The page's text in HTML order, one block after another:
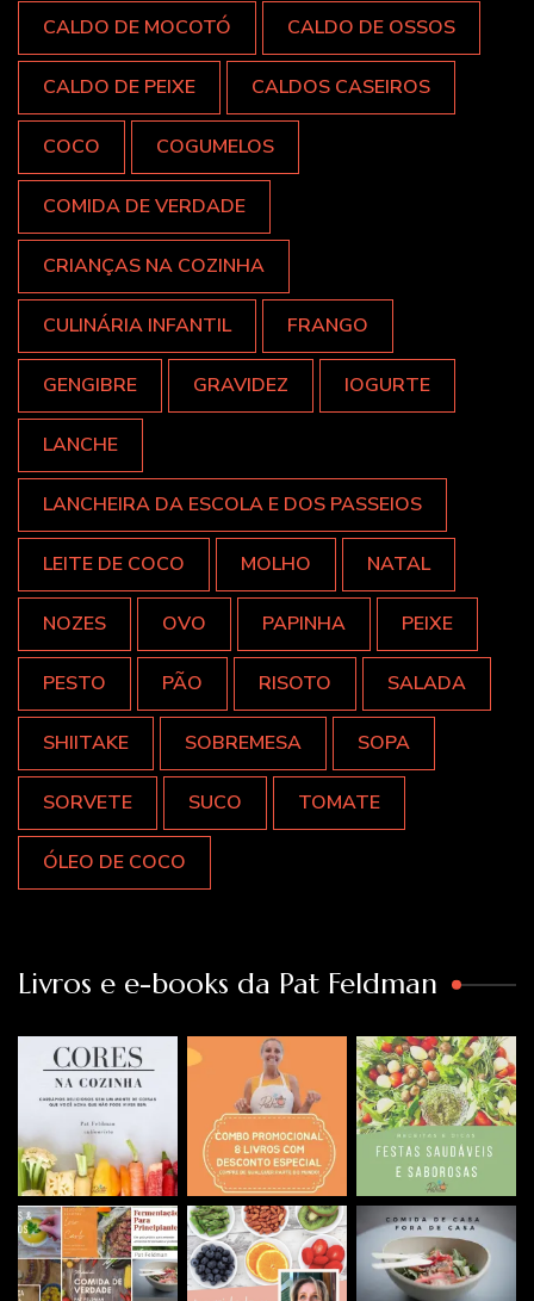
CALDO DE MOCOTÓ CALDO DE OSSOS
CALDO DE PEIXE CALDOS CASEIROS
COCO COGUMELOS
COMIDA DE VERDADE
CRIANÇAS NA COZINHA
CULINÁRIA INFANTIL FRANGO
GENGIBRE GRAVIDEZ IOGURTE
LANCHE
LANCHEIRA DA ESCOLA E DOS PASSEIOS
LEITE DE COCO MOLHO NATAL
NOZES OVO PAPINHA PEIXE
PESTO PÃO RISOTO SALADA
SHIITAKE SOBREMESA SOPA
SORVETE SUCO TOMATE
ÓLEO DE COCO
Livros e e-books da Pat Feldman